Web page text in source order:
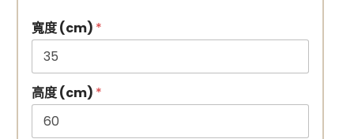
寬度 (cm) *
高度 (cm) *